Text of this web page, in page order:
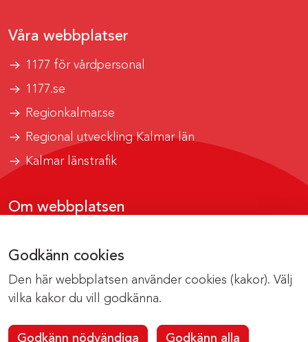
Godkänn cookies
Den här webbplatsen använder cookies (kakor). Välj
vilka kakor du vill godkänna.
Godkänn nödvändiga Godkänn alla
Våra webbplatser
1177 för vårdpersonal
1177.se
Regionkalmar.se
Regional utveckling Kalmar län
Kalmar länstrafik
Om webbplatsen
Om cookies
Kontakta webbredaktionen